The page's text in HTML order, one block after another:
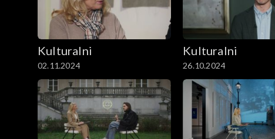
Kulturalni
02.11.2024
Kulturalni
26.10.2024